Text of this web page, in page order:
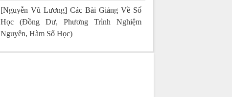
[Nguyễn Vũ Lương] Các Bài Giảng Về Số
Học (Đồng Dư, Phương Trình Nghiệm
Nguyên, Hàm Số Học)